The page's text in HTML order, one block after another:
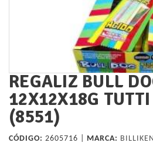
REGALIZ BULL
12X12X18G
(8551)
CÓDIGO: 2605716 | MARCA: BILLIKEN